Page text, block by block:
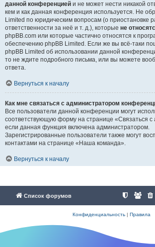
данной конференцией и не может нести никакой
кем и как данная конференция используется. Не
Limited по юридическим вопросам (о приостановке
ответственности за неё и т. д.), которые не
phpBB.com или которые частично относятся к
обеспечению phpBB Limited. Если же вы всё-таки
phpBB Limited об использовании данной
то не ждите подробного письма, или вы можете
ответа.
Вернуться к началу
Как мне связаться с администратором
Все пользователи данной конференции могут
соответствующую форму на странице «Связаться
если данная функция включена администратором.
Зарегистрированные пользователи также могут
контактами на странице «Наша команда».
Вернуться к началу
Список форумов
Конфиденциальность| Правила